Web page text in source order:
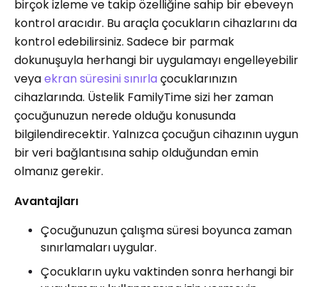
birçok izleme ve takip özelliğine sahip bir ebeveyn
kontrol aracıdır. Bu araçla çocukların cihazlarını da
kontrol edebilirsiniz. Sadece bir parmak
dokunuşuyla herhangi bir uygulamayı engelleyebilir
veyaekran süresini sınırla çocuklarınızın
cihazlarında. Üstelik FamilyTime sizi her zaman
çocuğunuzun nerede olduğu konusunda
bilgilendirecektir. Yalnızca çocuğun cihazının uygun
bir veri bağlantısına sahip olduğundan emin
olmanız gerekir.
Avantajları
Çocuğunuzun çalışma süresi boyunca zaman
sınırlamaları uygular.
Çocukların uyku vaktinden sonra herhangi bir